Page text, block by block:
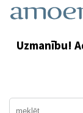
Uzmanību!
+371